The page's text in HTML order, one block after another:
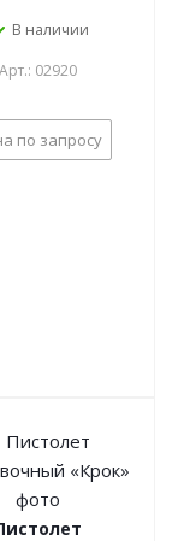
В наличии
Арт.: 02920
по запросу